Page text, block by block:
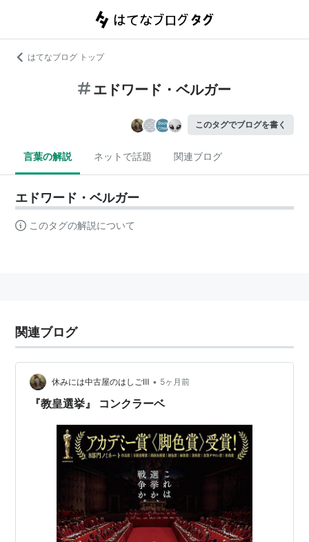
はてなブログ トップ
エドワード・ベルガー
このタグでブログを書く
言葉の解説 ネットで話題 関連ブログ
エドワード・ベルガー
このタグの解説について
関連ブログ
休みには中古屋のはしごⅢ • 5ヶ月前
『教皇選挙』 コンクラーベ